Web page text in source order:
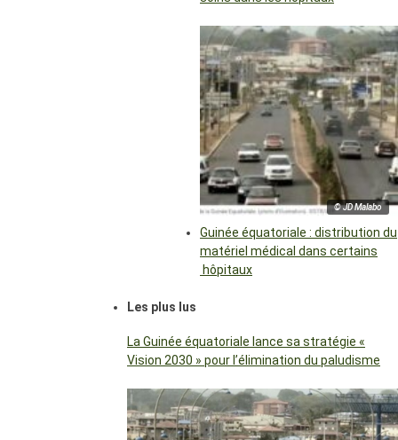
© JD Malabo
Guinée équatoriale : distribution du
matériel médical dans certains
hôpitaux
Les plus lus
La Guinée équatoriale lance sa stratégie «
Vision 2030 » pour l’élimination du paludisme